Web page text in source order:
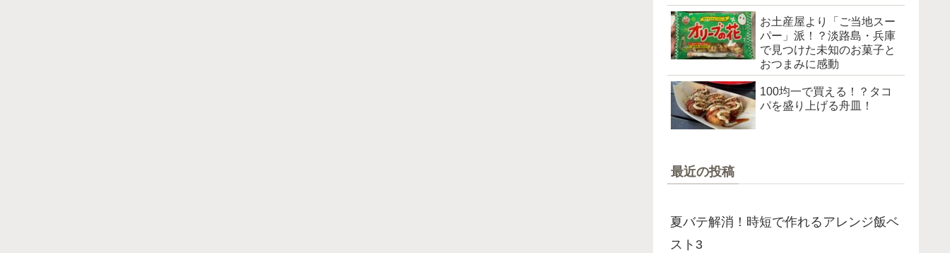
お土産屋より「ご当地スー
パー」派！？淡路島・兵庫
で見つけた未知のお菓子と
おつまみに感動
100均一で買える！？タコ
パを盛り上げる舟皿！
最近の投稿
夏バテ解消！時短で作れるアレンジ飯ベ
スト3